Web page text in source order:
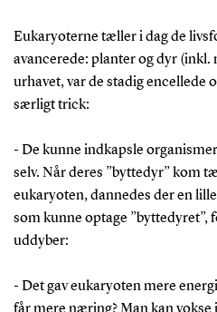
Eukaryoterne tæller i dag de
avancerede: planter og dyr (inkl.
urhavet, var de stadig encellede
særligt trick:
- De kunne indkapsle
selv. Når deres ”byttedyr” kom
eukaryoten, dannedes der en
som kunne optage ”byttedyret”,
uddyber:
- Det gav eukaryoten mere
får mere næring? Man kan vokse